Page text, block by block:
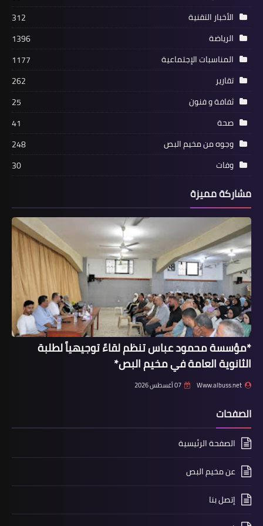
*المكتب الحركي الطلابي لحركة فتح
ينظم لقاءا توجيهيا لطلبة شهادة الثانوية
أخبار البص
تسجيل 116 إصابة جديدة بفيروس كورونا
في قضاء صور
أخبار المخيمات
الأخبار التقنية
312
الرياضة
1396
المناسبات الإجتماعية
1177
تقارير
262
ثفافة و فنون
25
صحة
41
وجوه من مخيم البص
248
وفات
30
مشاركة مميزة
*مؤسسة محمود عباس تنظم لقاءً توجيهياً لطلبة
الثانوية العامة في مخيم البص*
Www.albuss.net 07 أغسطس 2026
الصفحات
الصفحة الرئيسية
عن مخيم البص
إتصل بنا